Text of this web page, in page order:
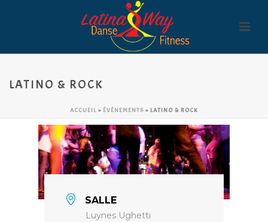
LATINO & ROCK
ACCUEIL » ÉVÉNEMENTS » LATINO & ROCK
SALLE
Luynes Ughetti